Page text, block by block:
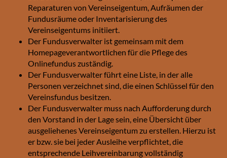
Reparaturen von Vereinseigentum, Aufräumen der
Fundusräume oder Inventarisierung des
Vereinseigentums initiiert.
Der Fundusverwalter ist gemeinsam mit dem
Homepageverantwortlichen für die Pflege des
Onlinefundus zuständig.
Der Fundusverwalter führt eine Liste, in der alle
Personen verzeichnet sind, die einen Schlüssel für den
Vereinsfundus besitzen.
Der Fundusverwalter muss nach Aufforderung durch
den Vorstand in der Lage sein, eine Übersicht über
ausgeliehenes Vereinseigentum zu erstellen. Hierzu ist
er bzw. sie bei jeder Ausleihe verpflichtet, die
entsprechende Leihvereinbarung vollständig